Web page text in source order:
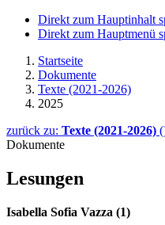
Direkt zum Hauptinhalt
Direkt zum Hauptmenü
Startseite
Dokumente
Texte (2021-2026)
2025
zurück zu: Texte (2021-2026)
Dokumente
Lesungen
Isabella Sofia Vazza (1)